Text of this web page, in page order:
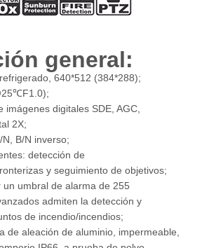
general:
640*512 (384*288);
imágenes digitales SDE, AGC,
2X;
B/N inverso;
detección de
y seguimiento de objetivos;
un umbral de alarma de 255
admiten la detección y
de incendio/incendios;
de aleación de aluminio, impermeable,